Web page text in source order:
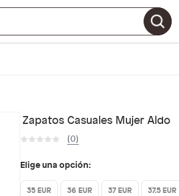
Zapatos Casuales Mujer Aldo
(0)
Elige una opción:
35 EUR 36 EUR 37 EUR 37.5 EUR